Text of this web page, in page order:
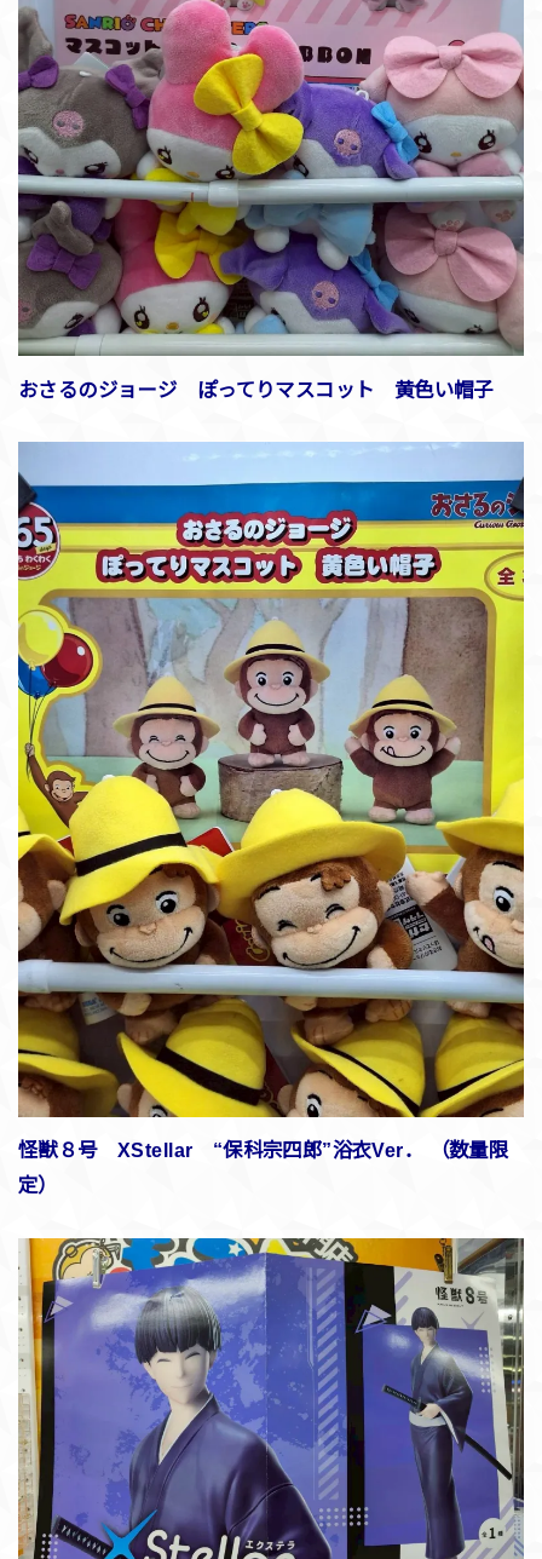
おさるのジョージ ぽってりマスコット 黄色い帽子
怪獣８号 XStellar “保科宗四郎”浴衣Ver． （数量限
定）